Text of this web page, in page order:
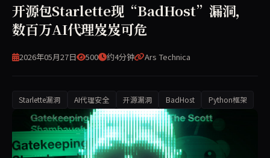
开源包Starlette现“BadHost”漏洞，
数百万AI代理岌岌可危
2026年05月27日 500 约4分钟 Ars Technica
Starlette漏洞 AI代理安全 开源漏洞 BadHost Python框架